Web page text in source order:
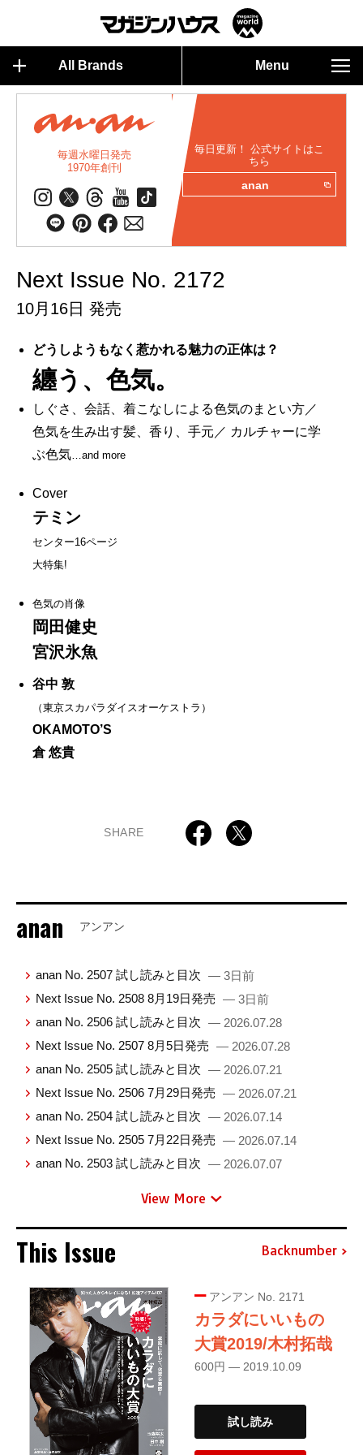
All Brands Menu
毎週水曜日発売
1970年創刊
毎日更新！ 公式サイトはこ
ちら
anan
Next Issue No. 2172
10月16日 発売
どうしようもなく惹かれる魅力の正体は？
纏う、色気。
しぐさ、会話、着こなしによる色気のまとい方／
色気を生み出す髪、香り、手元／ カルチャーに学
ぶ色気 …and more
Cover
テミン
センター16ページ
大特集!
色気の肖像
岡田健史
宮沢氷魚
谷中 敦
（東京スカパラダイスオーケストラ）
OKAMOTO’S
倉 悠貴
SHARE
anan アンアン
anan No. 2507 試し読みと目次 — 3日前
Next Issue No. 2508 8月19日発売 — 3日前
anan No. 2506 試し読みと目次 — 2026.07.28
Next Issue No. 2507 8月5日発売 — 2026.07.28
anan No. 2505 試し読みと目次 — 2026.07.21
Next Issue No. 2506 7月29日発売 — 2026.07.21
anan No. 2504 試し読みと目次 — 2026.07.14
Next Issue No. 2505 7月22日発売 — 2026.07.14
anan No. 2503 試し読みと目次 — 2026.07.07
View More
This Issue Backnumber
アンアン No. 2171
カラダにいいもの
大賞2019/木村拓哉
600円 — 2019.10.09
試し読み